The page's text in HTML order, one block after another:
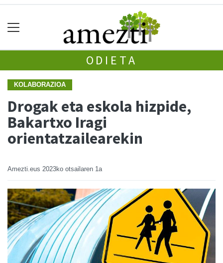
ODIETA
KOLABORAZIOA
Drogak eta eskola hizpide,
Bakartxo Iragi
orientatzailearekin
Amezti.eus 2023ko otsailaren 1a